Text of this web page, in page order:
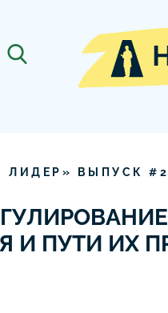
ЛИДЕР» ВЫПУСК #
И ПУТИ ИХ